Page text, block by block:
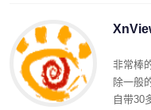
非常棒
除一般
自带30